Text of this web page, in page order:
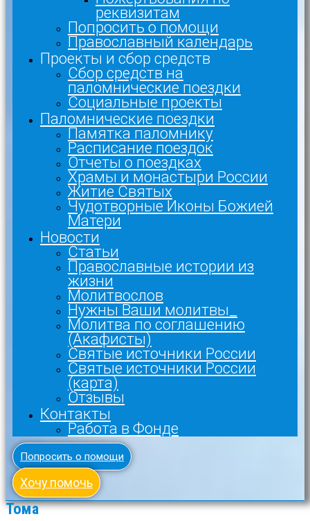
реквизитам
Попросить о помощи
Православный календарь
Проекты и сбор средств
Сбор средств на
паломнические поездки
Социальные проекты
Паломнические поездки
Памятка паломнику
Расписание поездок
Отчеты о поездках
Храмы и монастыри России
Житие Святых
Чудотворные Иконы Божией
Матери
Новости
Статьи
Православные истории из
жизни
Молитвослов
Нужны Ваши молитвы_
Молитва по соглашению
(Акафисты)
Святые источники России
Святые источники России
(карта)
Отзывы
Контакты
Работа в Фонде
Попросить о помощи
Хочу помочь
Тома